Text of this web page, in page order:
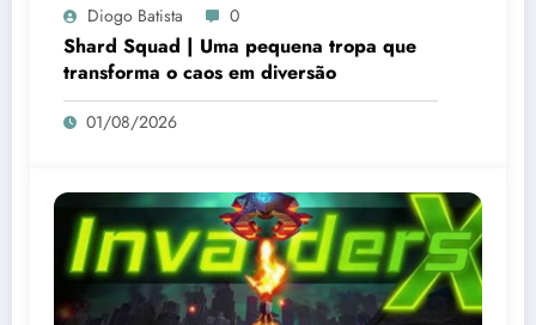
Diogo Batista 0
Shard Squad | Uma pequena tropa que
transforma o caos em diversão
01/08/2026